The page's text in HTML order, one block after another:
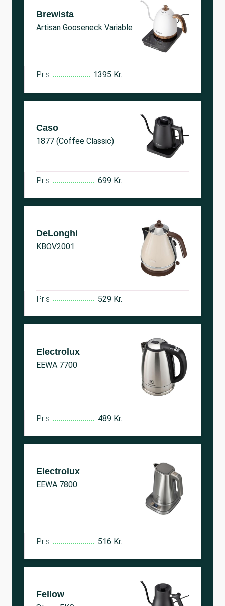
Brewista
Artisan Gooseneck Variable
Pris 1395 Kr.
Caso
1877 (Coffee Classic)
Pris 699 Kr.
DeLonghi
KBOV2001
Pris 529 Kr.
Electrolux
EEWA 7700
Pris 489 Kr.
Electrolux
EEWA 7800
Pris 516 Kr.
Fellow